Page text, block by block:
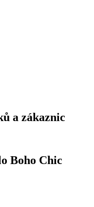
a zákaznic
Boho Chic